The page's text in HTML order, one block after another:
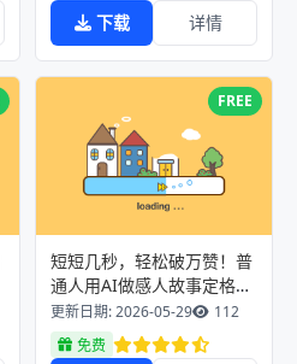
下载 详情
FREE
短短几秒，轻松破万赞！普
通人用AI做感人故事定格漫
画视频，流量是真猛！
更新日期: 2026-05-29
112
免费